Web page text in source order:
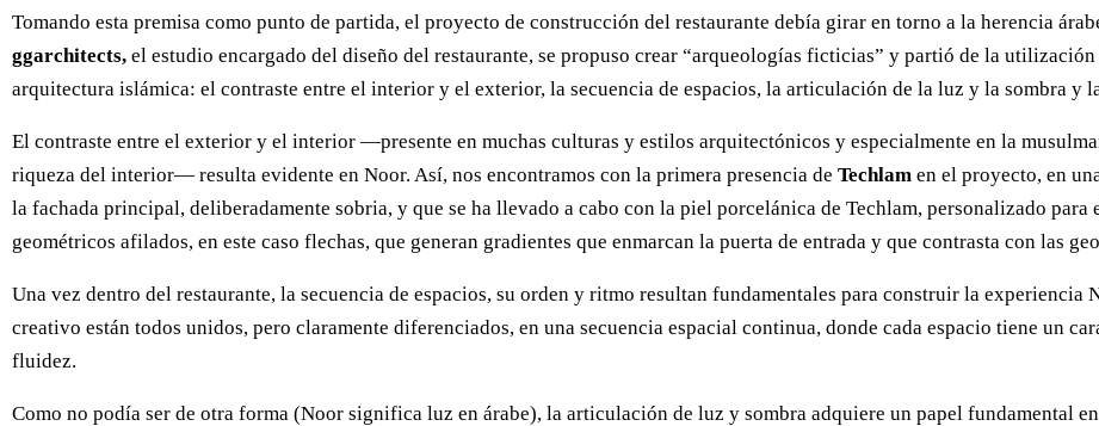
Tomando esta premisa como punto de partida, el proyecto de construcción del restaurante debía girar en torno a la herencia
ggarchitects, el estudio encargado del diseño del restaurante, se propuso crear “arqueologías ficticias” y partió de la
arquitectura islámica: el contraste entre el interior y el exterior, la secuencia de espacios, la articulación de la luz y la sombra y
El contraste entre el exterior y el interior —presente en muchas culturas y estilos arquitectónicos y especialmente en la
riqueza del interior— resulta evidente en Noor. Así, nos encontramos con la primera presencia de Techlam en el proyecto, en
la fachada principal, deliberadamente sobria, y que se ha llevado a cabo con la piel porcelánica de Techlam, personalizado
geométricos afilados, en este caso flechas, que generan gradientes que enmarcan la puerta de entrada y que contrasta con las
Una vez dentro del restaurante, la secuencia de espacios, su orden y ritmo resultan fundamentales para construir la experiencia
creativo están todos unidos, pero claramente diferenciados, en una secuencia espacial continua, donde cada espacio tiene un
fluidez.
Como no podía ser de otra forma (Noor significa luz en árabe), la articulación de luz y sombra adquiere un papel fundamental